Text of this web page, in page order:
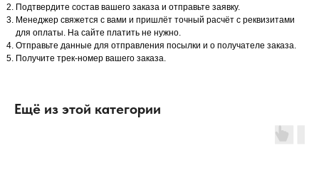
Подтвердите состав вашего заказа и отправьте заявку.
Менеджер свяжется с вами и пришлёт точный расчёт с реквизитами
для оплаты. На сайте платить не нужно.
Отправьте данные для отправления посылки и о получателе заказа.
Получите трек-номер вашего заказа.
Ещё из этой категории